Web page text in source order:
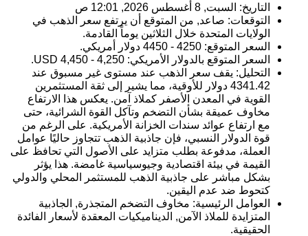
التاريخ: السبت, 8 أغسطس 2026, 12:01 ص
التوقعات: صاعد, من المتوقع أن يرتفع سعر الذهب في
الولايات المتحدة خلال الثلاثين يوماً القادمة.
السعر المتوقع: 4250 - 4450 دولار أمريكي.
السعر المتوقع بالدولار الأمريكي: 4,250 - 4,450 USD.
التحليل: يقف سعر الذهب عند مستوى غير مسبوق عند
4341.42 دولار للأوقية، مما يشير إلى ثقة المستثمرين
القوية في المعدن الأصفر كملاذ آمن. يعكس هذا الارتفاع
مخاوف عميقة بشأن التضخم وتآكل القوة الشرائية، حتى
مع ارتفاع عوائد سندات الخزانة الأمريكية. على الرغم من
قوة الدولار النسبي، فإن جاذبية الذهب تتجاوز حاليًا عوامل
العملة، مدفوعة بطلب متزايد على الأصول التي تحافظ على
القيمة في بيئة اقتصادية وجيوسياسية غامضة. هذا يؤثر
بشكل مباشر على جاذبية الذهب للمستثمر المحلي والدولي
كتحوط ضد عدم اليقين.
العوامل الرئيسية: مخاوف التضخم المتجذرة, الجاذبية
المتزايدة للملاذ الآمن, الديناميكيات المعقدة لأسعار الفائدة
الحقيقية.